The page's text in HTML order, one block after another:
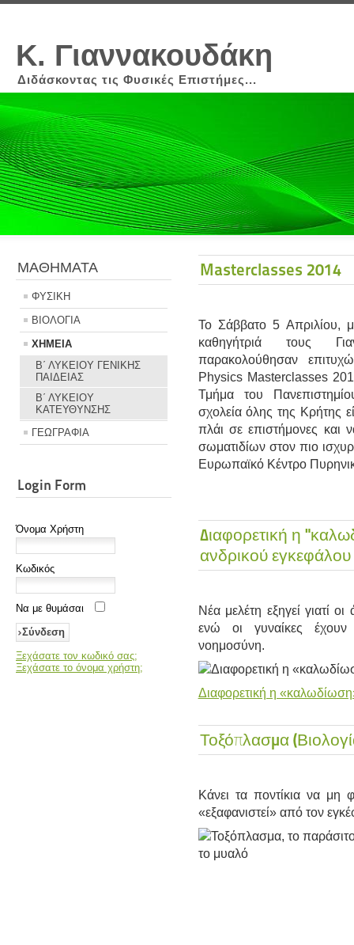
Κ. Γιαννακουδάκη
Διδάσκοντας τις Φυσικές Επιστήμες...
ΜΑΘΗΜΑΤΑ
ΦΥΣΙΚΗ
ΒΙΟΛΟΓΙΑ
ΧΗΜΕΙΑ
Β΄ ΛΥΚΕΙΟΥ ΓΕΝΙΚΗΣ
ΠΑΙΔΕΙΑΣ
Β΄ ΛΥΚΕΙΟΥ
ΚΑΤΕΥΘΥΝΣΗΣ
ΓΕΩΓΡΑΦΙΑ
Login Form
Όνομα Χρήστη
Κωδικός
Να με θυμάσαι
Ξεχάσατε τον κωδικό σας;
Ξεχάσατε το όνομα χρήστη;
Masterclasses 2014
Το Σάββατο 5 Απριλίου,
καθηγήτριά τους
παρακολούθησαν
Physics Masterclasses
Τμήμα του
σχολεία όλης της Κρήτης
πλάι σε επιστήμονες και
σωματιδίων στον πιο
Ευρωπαϊκό Κέντρο
Διαφορετική η
ανδρικού εγκεφάλου
Νέα μελέτη εξηγεί γιατί
ενώ οι γυναίκες έχουν
νοημοσύνη.
Διαφορετική η
Τοξόπλασμα
Κάνει τα ποντίκια να μη
«εξαφανιστεί» από τον